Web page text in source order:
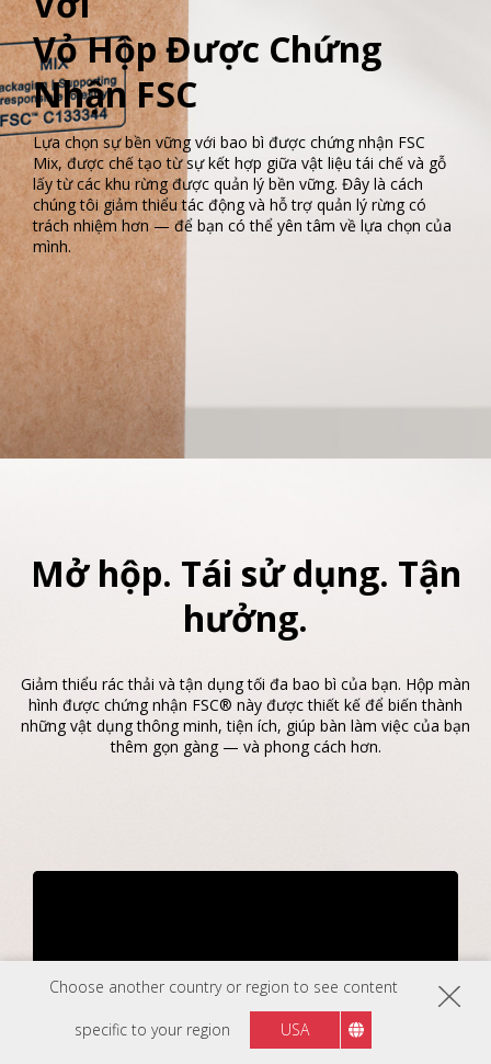
Choose another country or region to see content
specific to your region USA
Hướng Tới Môi Trường
Với
Vỏ Hộp Được Chứng
Nhận FSC
Lựa chọn sự bền vững với bao bì được chứng nhận FSC
Mix, được chế tạo từ sự kết hợp giữa vật liệu tái chế và gỗ
lấy từ các khu rừng được quản lý bền vững. Đây là cách
chúng tôi giảm thiểu tác động và hỗ trợ quản lý rừng có
trách nhiệm hơn — để bạn có thể yên tâm về lựa chọn của
mình.​
Mở hộp. Tái sử dụng. Tận
hưởng.​​
Giảm thiểu rác thải và tận dụng tối đa bao bì của bạn. Hộp màn